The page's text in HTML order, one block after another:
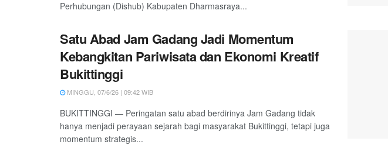
Perhubungan (Dishub) Kabupaten Dharmasraya...
Satu Abad Jam Gadang Jadi Momentum
Kebangkitan Pariwisata dan Ekonomi Kreatif
Bukittinggi
MINGGU, 07/6/26 | 09:42 WIB
BUKITTINGGI — Peringatan satu abad berdirinya Jam Gadang tidak
hanya menjadi perayaan sejarah bagi masyarakat Bukittinggi, tetapi juga
momentum strategis...